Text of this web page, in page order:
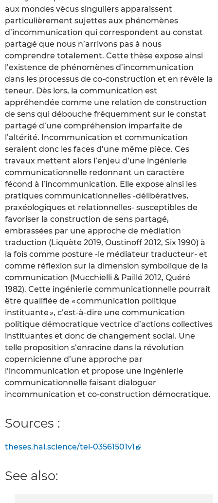
aux mondes vécus singuliers apparaissent
particulièrement sujettes aux phénomènes
d’incommunication qui correspondent au constat
partagé que nous n’arrivons pas à nous
comprendre totalement. Cette thèse expose ainsi
l’existence de phénomènes d’incommunication
dans les processus de co-construction et en révèle la
teneur. Dès lors, la communication est
appréhendée comme une relation de construction
de sens qui débouche fréquemment sur le constat
partagé d’une compréhension imparfaite de
l’altérité. Incommunication et communication
seraient donc les faces d’une même pièce. Ces
travaux mettent alors l’enjeu d’une ingénierie
communicationnelle redonnant un caractère
fécond à l’incommunication. Elle expose ainsi les
pratiques communicationnelles -délibératives,
praxéologiques et relationnelles- susceptibles de
favoriser la construction de sens partagé,
embrassées par une approche de médiation
traduction (Liquète 2019, Oustinoff 2012, Six 1990) à
la fois comme posture -le médiateur traducteur- et
comme réflexion sur la dimension symbolique de la
communication (Mucchielli & Paillé 2012, Quéré
1982). Cette ingénierie communicationnelle pourrait
être qualifiée de « communication politique
instituante », c’est-à-dire une communication
politique démocratique vectrice d’actions collectives
instituantes et donc de changement social. Une
telle proposition s’enracine dans la révolution
copernicienne d’une approche par
l’incommunication et propose une ingénierie
communicationnelle faisant dialoguer
incommunication et co-construction démocratique.
Sources :
theses.hal.science/tel-03561501v1
See also: